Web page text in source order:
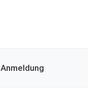
Anmeldung